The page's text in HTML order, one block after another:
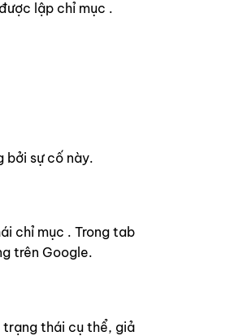
lập chỉ mục .
bởi sự cố này.
chỉ mục . Trong tab
trên Google.
trạng thái cụ thể, giả